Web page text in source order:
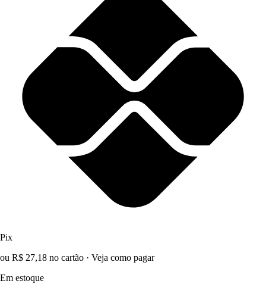
Pix
ou R$ 27,18 no cartão · Veja como pagar
Em estoque